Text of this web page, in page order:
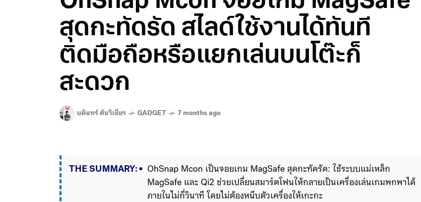
สุดกะทัดรัด สไลด์ใช้งานได้ทันที
ติดมือถือหรือแยกเล่นบนโต๊ะก็
สะดวก
บดินทร์ ตันวิเชียร GADGET 7 months ago
THE SUMMARY:
OhSnap Mcon เป็นจอยเกม MagSafe สุดกะทัดรัด: ใช้ระบบแม่เหล็ก
MagSafe และ Qi2 ช่วยเปลี่ยนสมาร์ตโฟนให้กลายเป็นเครื่องเล่นเกมพกพาได้
ภายในไม่กี่วินาที โดยไม่ต้องหนีบตัวเครื่องให้เกะกะ